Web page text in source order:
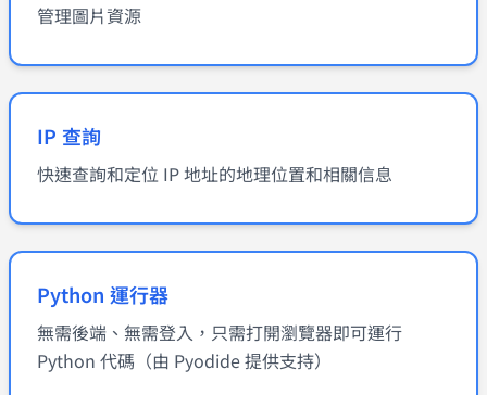
管理圖片資源
IP 查詢
快速查詢和定位 IP 地址的地理位置和相關信息
Python 運行器
無需後端、無需登入，只需打開瀏覽器即可運行
Python 代碼（由 Pyodide 提供支持）